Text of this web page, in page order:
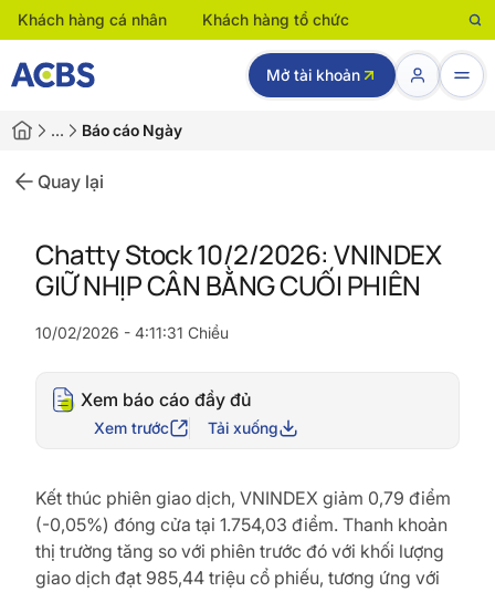
Khách hàng cá nhân Khách hàng tổ chức
Mở tài khoản
… Báo cáo Ngày
Quay lại
Chatty Stock 10/2/2026: VNINDEX
GIỮ NHỊP CÂN BẰNG CUỐI PHIÊN
10/02/2026 - 4:11:31 Chiều
Xem báo cáo đầy đủ
Xem trước Tải xuống
Kết thúc phiên giao dịch, VNINDEX giảm 0,79 điểm
(-0,05%) đóng cửa tại 1.754,03 điểm. Thanh khoản
thị trường tăng so với phiên trước đó với khối lượng
giao dịch đạt 985,44 triệu cổ phiếu, tương ứng với